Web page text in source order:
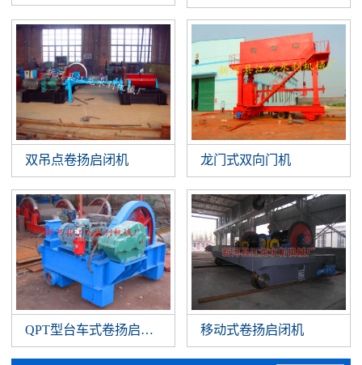
双吊点卷扬启闭机 龙门式双向门机
QPT型台车式卷扬启闭机 移动式卷扬启闭机